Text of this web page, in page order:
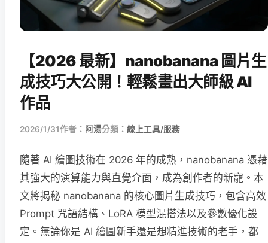
【2026 最新】nanobanana 圖片生
成技巧大公開！輕鬆畫出大師級 AI
作品
2026/1/31作者： 阿湯分類： 線上工具/服務
隨著 AI 繪圖技術在 2026 年的成熟，nanobanana 憑藉
其強大的演算能力與直覺介面，成為創作者的新寵。本
文將揭秘 nanobanana 的核心圖片生成技巧，包含高效
Prompt 咒語結構、LoRA 模型混搭法以及參數優化設
定。無論你是 AI 繪圖新手還是想精進技術的老手，都